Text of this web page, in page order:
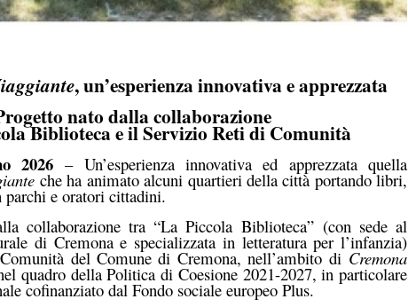
, un’esperienza innovativa e apprezzata
nato dalla collaborazione
Biblioteca e il Servizio Reti di Comunità
2026 – Un’esperienza innovativa ed apprezzata quella
che ha animato alcuni quartieri della città portando libri,
parchi e oratori cittadini.
collaborazione tra “La Piccola Biblioteca”(con sede al
di Cremona e specializzata in letteratura per l’infanzia)
del Comune di Cremona, nell’ambito di Cremona
quadro della Politica di Coesione 2021-2027, in particolare
cofinanziato dal Fondo sociale europeo Plus.